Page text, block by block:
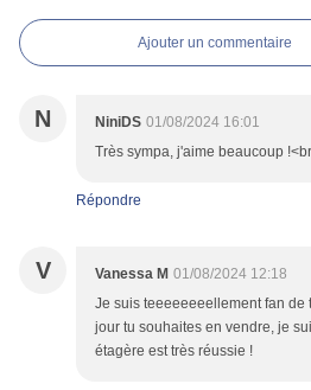
Ajouter un commentaire
N NiniDS 01/08/2024 16:01
Très sympa, j'aime beaucoup
Répondre
V Vanessa M 01/08/2024 12:18
Je suis teeeeeeeellement fan de
jour tu souhaites en vendre, je
étagère est très réussie !